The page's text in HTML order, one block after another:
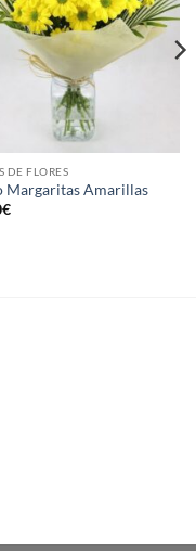
DE FLORES
Margaritas Amarillas
€